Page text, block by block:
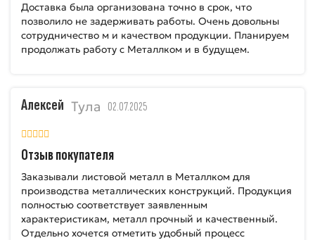
Доставка была организована точно в срок, что
позволило не задерживать работы. Очень довольны
сотрудничество м и качеством продукции. Планируем
продолжать работу с Металлком и в будущем.
Алексей Тула 02.07.2025
Отзыв покупателя
Заказывали листовой металл в Металлком для
производства металлических конструкций. Продукция
полностью соответствует заявленным
характеристикам, металл прочный и качественный.
Отдельно хочется отметить удобный процесс